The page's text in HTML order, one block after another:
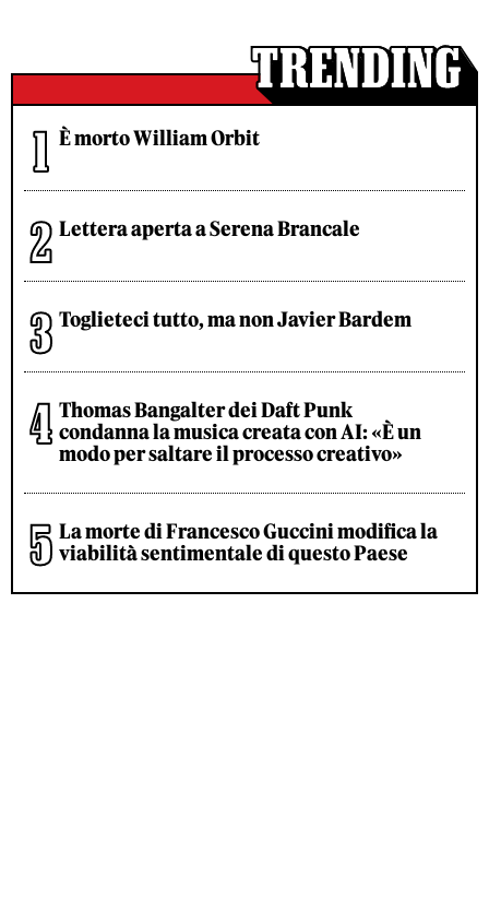
È morto William Orbit
Lettera aperta a Serena Brancale
Toglieteci tutto, ma non Javier Bardem
Thomas Bangalter dei Daft Punk
condanna la musica creata con AI: «È un
modo per saltare il processo creativo»
La morte di Francesco Guccini modifica la
viabilità sentimentale di questo Paese